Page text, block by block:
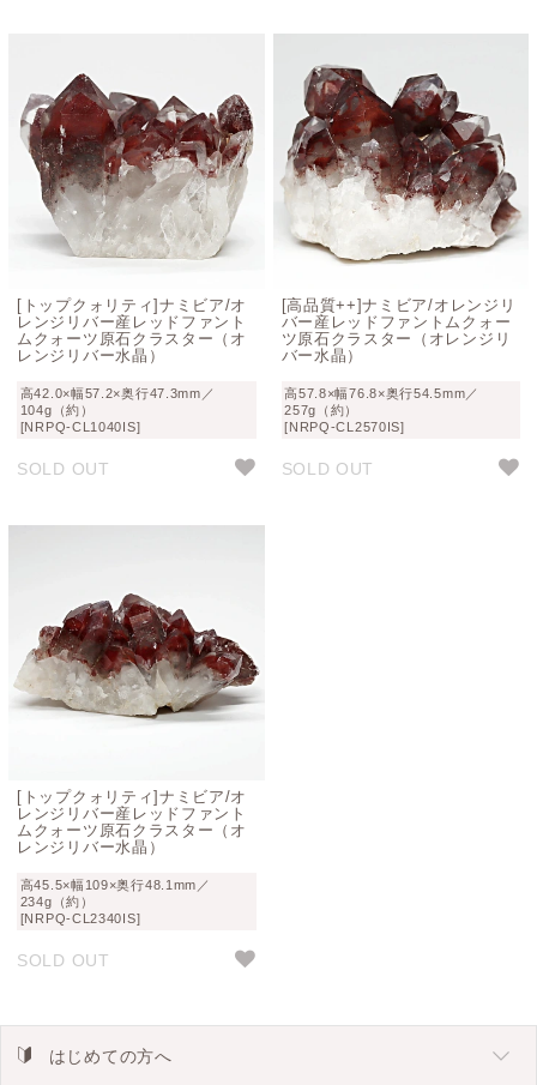
[トップクォリティ]ナミビア/オ
レンジリバー産レッドファント
ムクォーツ原石クラスター（オ
レンジリバー水晶）
高42.0×幅57.2×奥行47.3mm／
104g（約）
[NRPQ-CL1040IS]
SOLD OUT
[高品質++]ナミビア/オレンジリ
バー産レッドファントムクォー
ツ原石クラスター（オレンジリ
バー水晶）
高57.8×幅76.8×奥行54.5mm／
257g（約）
[NRPQ-CL2570IS]
SOLD OUT
[トップクォリティ]ナミビア/オ
レンジリバー産レッドファント
ムクォーツ原石クラスター（オ
レンジリバー水晶）
高45.5×幅109×奥行48.1mm／
234g（約）
[NRPQ-CL2340IS]
SOLD OUT
はじめての方へ